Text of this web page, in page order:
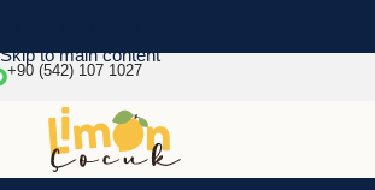
Skip to main content
+90 (542) 107 1027